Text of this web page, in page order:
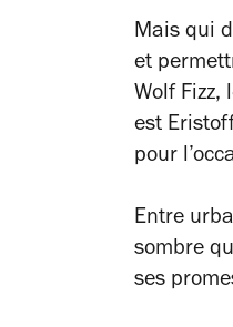
Mais qui
et
Wolf Fizz,
est
pour
Entre
sombre
ses